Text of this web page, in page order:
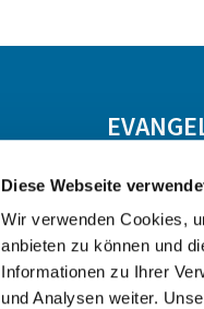
Diese Webseite
Wir verwenden Cookies,
anbieten zu können und
Informationen zu Ihrer
und Analysen weiter.